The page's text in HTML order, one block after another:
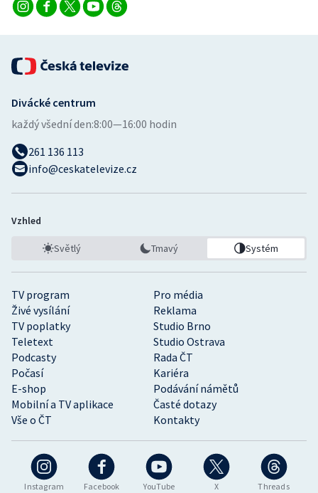
Instagram Facebook YouTube X Threads
TV program
Pro média
Živé vysílání
Reklama
TV poplatky
Studio Brno
Teletext
Studio Ostrava
Podcasty
Rada ČT
Počasí
Kariéra
E-shop
Podávání námětů
Mobilní a TV aplikace
Časté dotazy
Vše o ČT
Kontakty
Divácké centrum
každý všední den:8:00—16:00 hodin
261 136 113
info@ceskatelevize.cz
Vzhled
Světlý Tmavý Systém